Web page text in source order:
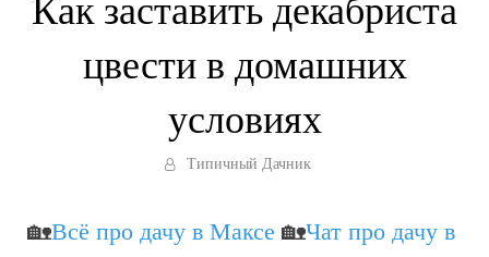
Как заставить декабриста
цвести в домашних
условиях
Типичный Дачник
🏡Всё про дачу в Максе 🏡Чат про дачу в